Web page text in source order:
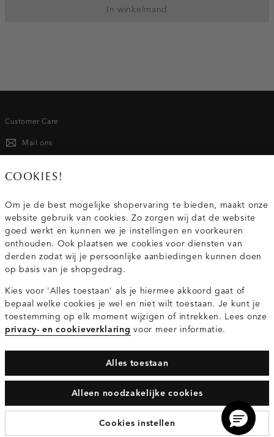
In winkelmand
Customer Care
Mail ons
020 - 3412 667
Service
Wij zijn Costes
Topcategorieën voor jou
Privacy- en cookieverklaringAlgemene Voorwaarden
© 2026 Costes Fashion Alle Rechten Voorbehouden
COOKIES!
Om je de best mogelijke shopervaring te bieden, maakt onze
website gebruik van cookies. Zo zorgen wij dat de website
goed werkt en kunnen we je instellingen en voorkeuren
onthouden. Ook plaatsen we cookies voor diensten van
derden zodat wij je persoonlijke aanbiedingen kunnen doen
op basis van je shopgedrag.
Kies voor 'Alles toestaan' als je hiermee akkoord gaat of
bepaal welke cookies je wel en niet wilt toestaan. Je kunt je
toestemming op elk moment wijzigen of intrekken. Lees onze
privacy- en cookieverklaring voor meer informatie.
Alles toestaan
Alleen noodzakelijke cookies
Cookies instellen